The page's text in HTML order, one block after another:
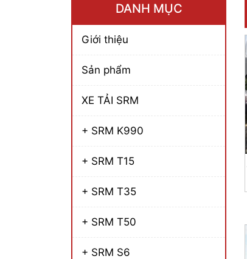
DANH MỤC
Giới thiệu
Sản phẩm
XE TẢI SRM
+ SRM K990
+ SRM T15
+ SRM T35
+ SRM T50
+ SRM S6